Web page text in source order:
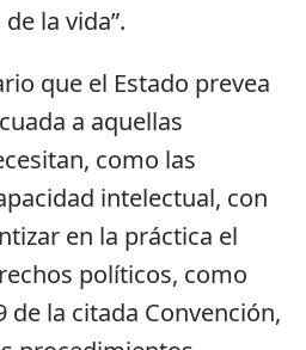
la vida”.
que el Estado prevea
a aquellas
como las
intelectual, con
en la práctica el
políticos, como
de la citada Convención,